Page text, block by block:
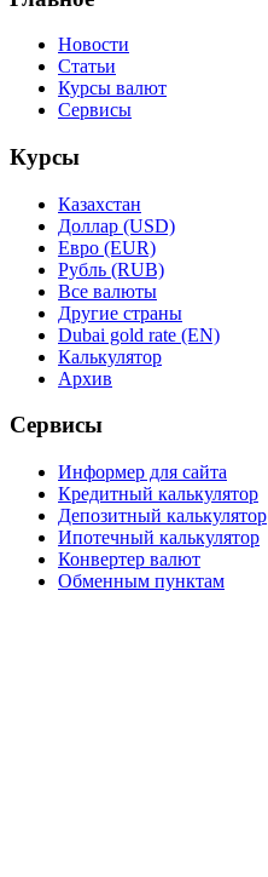
Новости
Статьи
Курсы валют
Сервисы
Курсы
Казахстан
Доллар (USD)
Евро (EUR)
Рубль (RUB)
Все валюты
Другие страны
Dubai gold rate (EN)
Калькулятор
Архив
Сервисы
Информер для сайта
Кредитный калькулятор
Депозитный калькулятор
Ипотечный калькулятор
Конвертер валют
Обменным пунктам